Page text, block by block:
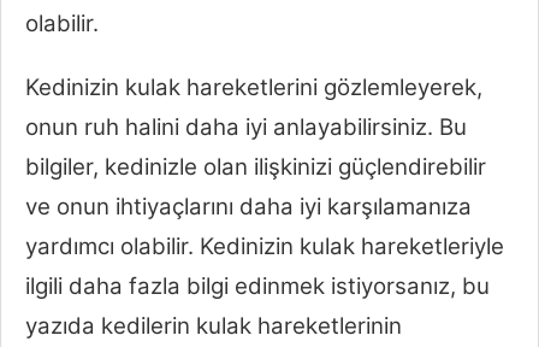
olabilir.
Kedinizin kulak hareketlerini gözlemleyerek,
onun ruh halini daha iyi anlayabilirsiniz. Bu
bilgiler, kedinizle olan ilişkinizi güçlendirebilir
ve onun ihtiyaçlarını daha iyi karşılamanıza
yardımcı olabilir. Kedinizin kulak hareketleriyle
ilgili daha fazla bilgi edinmek istiyorsanız, bu
yazıda kedilerin kulak hareketlerinin